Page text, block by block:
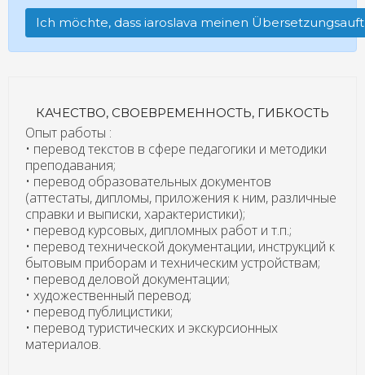
Ich möchte, dass iaroslava meinen
КАЧЕСТВО, СВОЕВРЕМЕННОСТЬ, ГИБКОСТЬ
Опыт работы :
• перевод текстов в сфере педагогики и методики
преподавания;
• перевод образовательных документов
(аттестаты, дипломы, приложения к ним, различные
справки и выписки, характеристики);
• перевод курсовых, дипломных работ и т.п.;
• перевод технической документации, инструкций к
бытовым приборам и техническим устройствам;
• перевод деловой документации;
• художественный перевод;
• перевод публицистики;
• перевод туристических и экскурсионных
материалов.